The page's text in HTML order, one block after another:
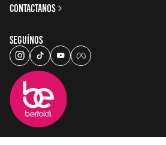
Contactanos
Seguínos